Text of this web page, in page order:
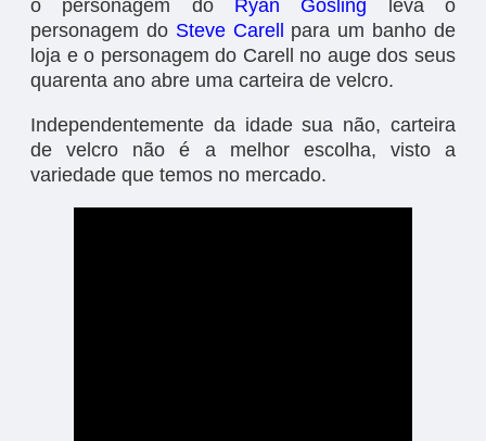
o personagem do Ryan Gosling leva o
personagem do Steve Carell para um banho de
loja e o personagem do Carell no auge dos seus
quarenta ano abre uma carteira de velcro.
Independentemente da idade sua não, carteira
de velcro não é a melhor escolha, visto a
variedade que temos no mercado.